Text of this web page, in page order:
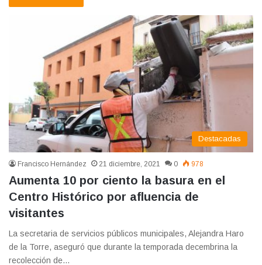
Destacadas
Francisco Hernández 21 diciembre, 2021 0 978
Aumenta 10 por ciento la basura en el
Centro Histórico por afluencia de
visitantes
La secretaria de servicios públicos municipales, Alejandra Haro
de la Torre, aseguró que durante la temporada decembrina la
recolección de…